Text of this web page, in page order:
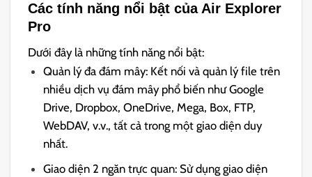
Các tính năng nổi bật của Air Explorer
Pro
Dưới đây là những tính năng nổi bật:
Quản lý đa đám mây: Kết nối và quản lý file trên
nhiều dịch vụ đám mây phổ biến như Google
Drive, Dropbox, OneDrive, Mega, Box, FTP,
WebDAV, v.v., tất cả trong một giao diện duy
nhất.
Giao diện 2 ngăn trực quan: Sử dụng giao diện